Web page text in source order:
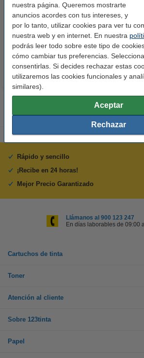
nuestra página. Queremos mostrarte
anuncios acordes con tus intereses, y
por lo tanto, utilizar cookies para ver tu
nuestra web y en internet. En nuestra
podrás leer todo sobre este tipo de
cómo cambiar tus preferencias.
consentirlas. Si decides rechazar estas
utilizaremos las cookies funcionales y
similares).
Aceptar
Rechazar
123tinta Papel fotográfico
Premium Glossy brillo alto | 10 x
15 cm | 260g | 100 hojas
123tinta
Power
Rápido y sencillo
¡Recibe en 24 horas!
Mejor Precio Garantizado
Llámanos al 900 123 247
En días laborables de 09:00
Cartuchos de tinta
Toner
Atención al cliente
Sobre 123tinta
Papel